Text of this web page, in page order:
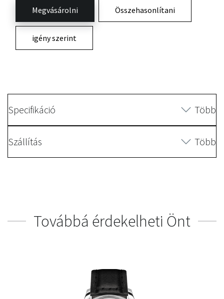
Megvásárolni Összehasonlítani
igény szerint
Specifikáció Több
Szállítás Több
Továbbá érdekelheti Önt